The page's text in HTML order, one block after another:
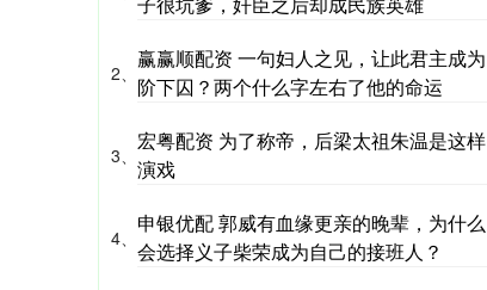
2、
赢赢顺配资 一句妇人之见，让此君主成为
阶下囚？两个什么字左右了他的命运
3、
宏粤配资 为了称帝，后梁太祖朱温是这样
演戏
4、
申银优配 郭威有血缘更亲的晚辈，为什么
会选择义子柴荣成为自己的接班人？